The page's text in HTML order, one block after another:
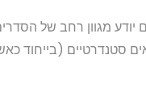
מגוון רחב של
סטנדרטיים (בייחוד